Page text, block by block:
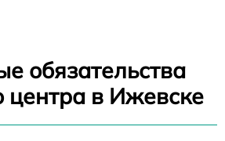
обязательства
центра в Ижевске